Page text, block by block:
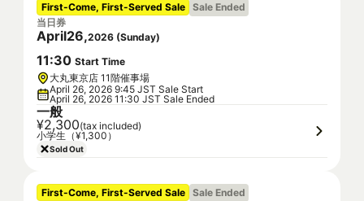
First-Come, First-Served Sale Sale Ended
当日券
April26,2026 (Sunday)
11:30 Start Time
大丸東京店 11階催事場
April 26, 2026 9:45 JST Sale Start
April 26, 2026 11:30 JST Sale Ended
一般
¥2,300(tax included)
小学生（¥1,300）
Sold Out
First-Come, First-Served Sale Sale Ended